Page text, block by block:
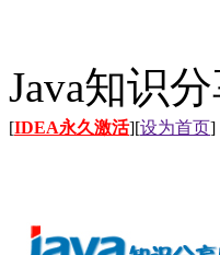
Java知识
[IDEA永久激活][设为首页]